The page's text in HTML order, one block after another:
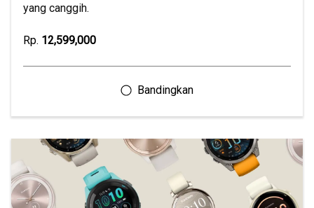
yang canggih.
Rp. 12,599,000